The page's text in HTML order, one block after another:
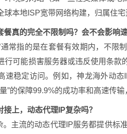
球本地ISP宽带网络构建，归属住
餐真的完全不限制吗？会不会影响速
通常指的是在套餐有效期内，不限
行可能损害服务器或违反使用条
速稳定访问。例如，神龙海外动
”的保障99.9%的成功率和高速传输
接上，动态代理IP复杂吗？
。主流的动态代理IP服务都提供标